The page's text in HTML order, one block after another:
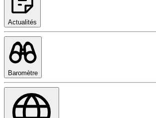
Actualités
Baromètre